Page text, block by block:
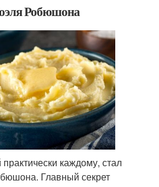
Робюшона
каждому, стал
Главный секрет